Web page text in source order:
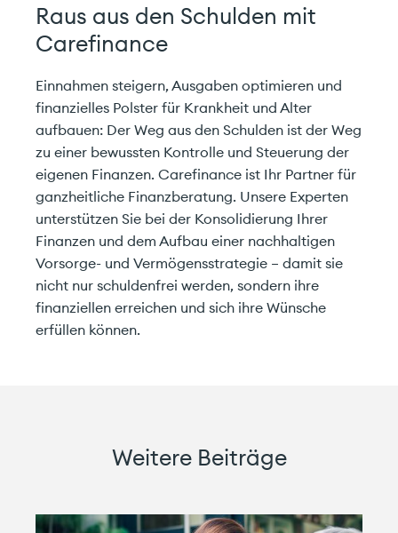
Raus aus den Schulden mit
Carefinance
Einnahmen steigern, Ausgaben optimieren und
finanzielles Polster für Krankheit und Alter
aufbauen: Der Weg aus den Schulden ist der Weg
zu einer bewussten Kontrolle und Steuerung der
eigenen Finanzen. Carefinance ist Ihr Partner für
ganzheitliche Finanzberatung. Unsere Experten
unterstützen Sie bei der Konsolidierung Ihrer
Finanzen und dem Aufbau einer nachhaltigen
Vorsorge- und Vermögensstrategie – damit sie
nicht nur schuldenfrei werden, sondern ihre
finanziellen erreichen und sich ihre Wünsche
erfüllen können.
Weitere Beiträge